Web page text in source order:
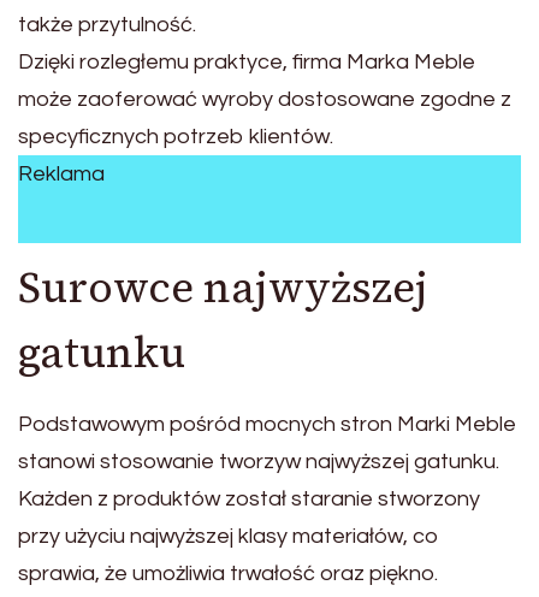
także przytulność.
Dzięki rozległemu praktyce, firma Marka Meble
może zaoferować wyroby dostosowane zgodne z
specyficznych potrzeb klientów.
Reklama
Surowce najwyższej
gatunku
Podstawowym pośród mocnych stron Marki Meble
stanowi stosowanie tworzyw najwyższej gatunku.
Każden z produktów został staranie stworzony
przy użyciu najwyższej klasy materiałów, co
sprawia, że umożliwia trwałość oraz piękno.